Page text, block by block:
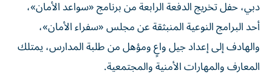
دبي، حفل تخريج الدفعة الرابعة من برنامج «سواعد الأمان»،
أحد البرامج النوعية المنبثقة عن مجلس «سفراء الأمان»،
والهادف إلى إعداد جيل واعٍ ومؤهل من طلبة المدارس، يمتلك
المعارف والمهارات الأمنية والمجتمعية.